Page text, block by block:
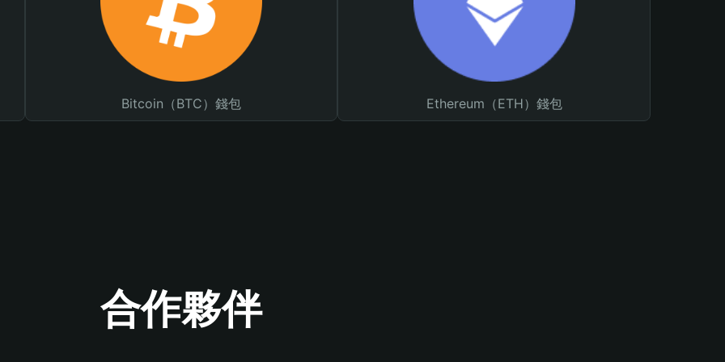
Bitcoin（BTC）錢包 Ethereum（ETH）錢包
合作夥伴